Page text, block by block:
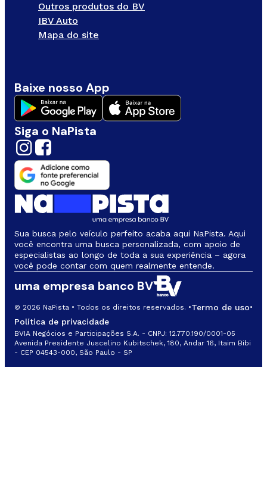
Outros produtos do BV
IBV Auto
Mapa do site
Baixe nosso App
Siga o NaPista
Sua busca pelo veículo perfeito acaba aqui NaPista. Aqui
você encontra uma busca personalizada, com apoio de
especialistas ao longo de toda a sua experiência – agora
você pode contar com quem realmente entende.
© 2026 NaPista • Todos os direitos reservados. •Termo de uso•
Política de privacidade
BVIA Negócios e Participações S.A. - CNPJ: 12.770.190/0001-05
Avenida Presidente Juscelino Kubitschek, 180, Andar 16, Itaim Bibi
- CEP 04543-000, São Paulo - SP
uma empresa banco BV